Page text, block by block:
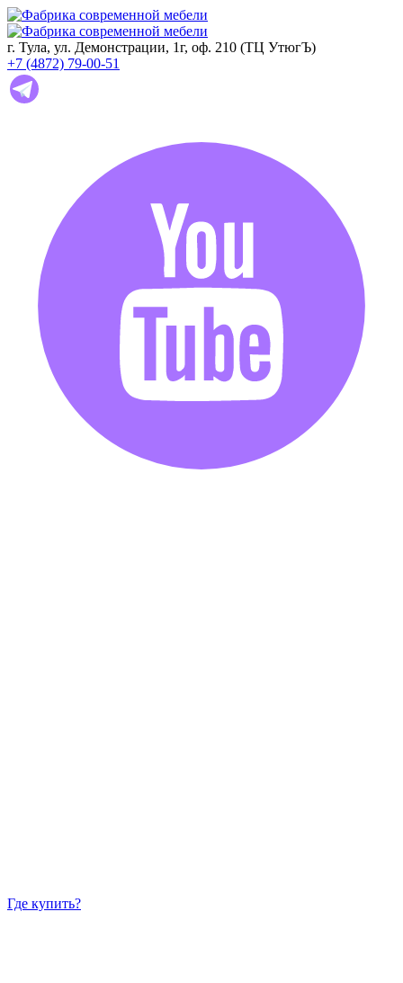
г. Тула, ул. Демонстрации, 1г, оф. 210 (ТЦ УтюгЪ)
+7 (4872) 79-00-51
Где купить?